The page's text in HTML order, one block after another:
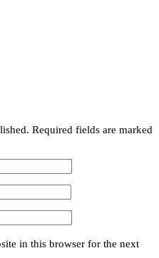
Required fields are marked
in this browser for the next